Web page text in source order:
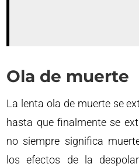
Ola de muerte
La lenta ola de muerte se
hasta que finalmente se
no siempre significa
los efectos de la